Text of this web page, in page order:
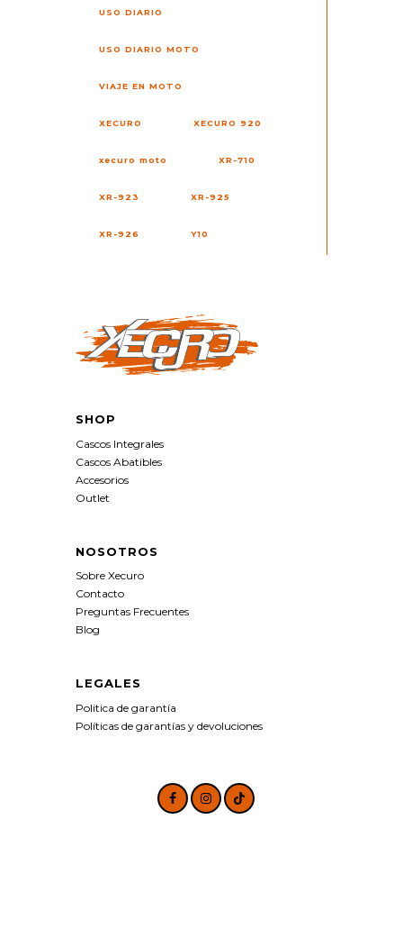
USO DIARIO
USO DIARIO MOTO
VIAJE EN MOTO
XECURO XECURO 920
xecuro moto XR-710
XR-923 XR-925
XR-926 Y10
SHOP
Cascos Integrales
Cascos Abatibles
Accesorios
Outlet
NOSOTROS
Sobre Xecuro
Contacto
Preguntas Frecuentes
Blog
LEGALES
Politica de garantía
Políticas de garantías y devoluciones